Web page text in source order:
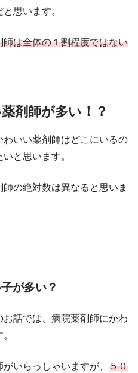
思います。
師は全体の１割程度ではない
剤師が多い！？
いい薬剤師はどこにいるの
と思います。
の絶対数は異なると思いま
が多い？
話では、病院薬剤師にかわ
いらっしゃいますが、 ５０